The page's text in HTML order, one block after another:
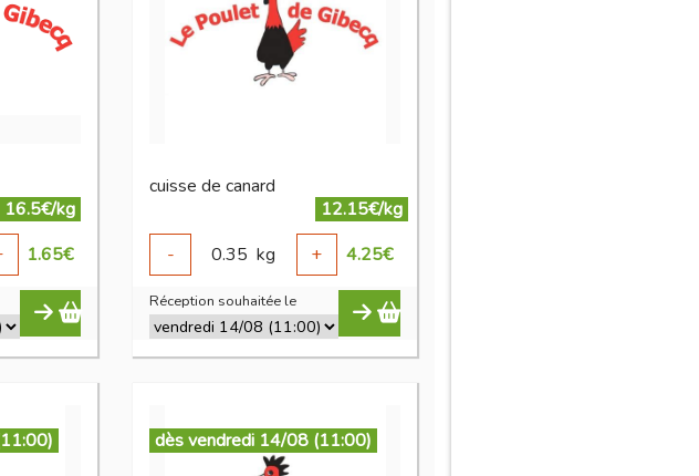
16.5€/kg
1.65€
cuisse de canard
12.15€/kg
-
0.35 kg + 4.25€
Réception souhaitée le
dès vendredi 14/08 (11:00)